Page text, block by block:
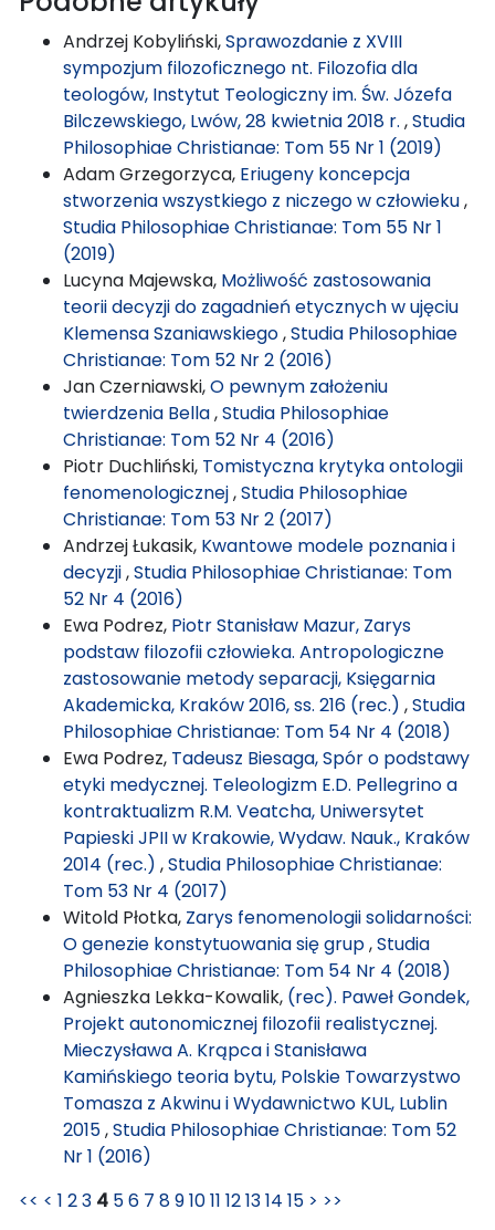
Andrzej Kobyliński,Sprawozdanie z XVIII
sympozjum filozoficznego nt. Filozofia dla
teologów, Instytut Teologiczny im. Św. Józefa
Bilczewskiego, Lwów, 28 kwietnia 2018 r. ,Studia
Philosophiae Christianae: Tom 55 Nr 1 (2019)
Adam Grzegorzyca, Eriugeny koncepcja
stworzenia wszystkiego z niczego w człowieku,
Studia Philosophiae Christianae: Tom 55 Nr 1
(2019)
Lucyna Majewska, Możliwość zastosowania
teorii decyzji do zagadnień etycznych w ujęciu
Klemensa Szaniawskiego,Studia Philosophiae
Christianae: Tom 52 Nr 2 (2016)
Jan Czerniawski,O pewnym założeniu
twierdzenia Bella,Studia Philosophiae
Christianae: Tom 52 Nr 4 (2016)
Piotr Duchliński, Tomistyczna krytyka ontologii
fenomenologicznej,Studia Philosophiae
Christianae: Tom 53 Nr 2 (2017)
Andrzej Łukasik, Kwantowe modele poznania i
decyzji,Studia Philosophiae Christianae: Tom
52 Nr 4 (2016)
Ewa Podrez, Piotr Stanisław Mazur, Zarys
podstaw filozofii człowieka. Antropologiczne
zastosowanie metody separacji, Księgarnia
Akademicka, Kraków 2016, ss. 216 (rec.) ,Studia
Philosophiae Christianae: Tom 54 Nr 4 (2018)
Ewa Podrez, Tadeusz Biesaga, Spór o podstawy
etyki medycznej. Teleologizm E.D. Pellegrino a
kontraktualizm R.M. Veatcha, Uniwersytet
Papieski JPII w Krakowie, Wydaw. Nauk., Kraków
2014 (rec.) ,Studia Philosophiae Christianae:
Tom 53 Nr 4 (2017)
Witold Płotka, Zarys fenomenologii solidarności:
O genezie konstytuowania się grup,Studia
Philosophiae Christianae: Tom 54 Nr 4 (2018)
Agnieszka Lekka-Kowalik, (rec). Paweł Gondek,
Projekt autonomicznej filozofii realistycznej.
Mieczysława A. Krąpca i Stanisława
Kamińskiego teoria bytu, Polskie Towarzystwo
Tomasza z Akwinu i Wydawnictwo KUL, Lublin
2015,Studia Philosophiae Christianae: Tom 52
Nr 1 (2016)
<< < 1 23 4 56 7 891011 121314 15 > >>